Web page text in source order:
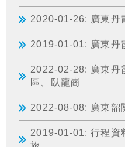
2020-01-26: 廣東丹
2019-01-01: 廣東丹
2022-02-28: 廣東丹
區、臥龍崗
2022-08-08: 廣東韶
2019-01-01: 行程資